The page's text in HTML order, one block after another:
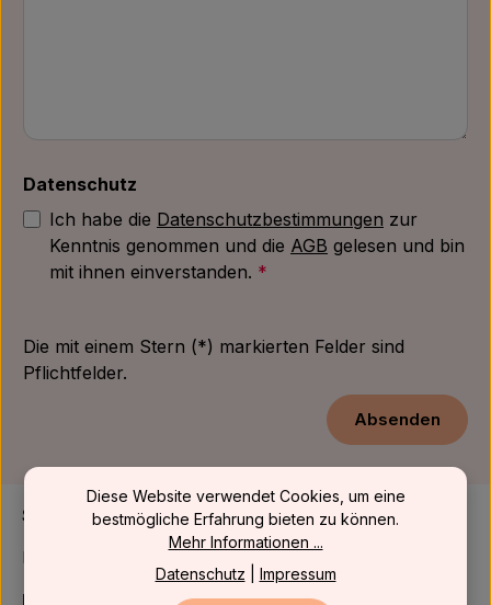
Datenschutz
Ich habe die Datenschutzbestimmungen zur
Kenntnis genommen und die AGB gelesen und bin
mit ihnen einverstanden. *
Die mit einem Stern (*) markierten Felder sind
Pflichtfelder.
Absenden
Support
Du brauchst Hilfe oder hast Fragen?
Nachricht senden
Diese Website verwendet Cookies, um eine
bestmögliche Erfahrung bieten zu können.
Mehr Informationen ...
Datenschutz
Impressum